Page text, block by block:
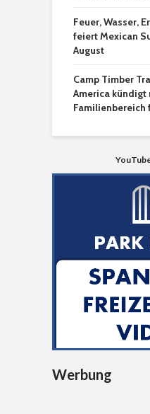
Feuer, Wasser,
feiert Mexican
August
Camp Timber
America kündigt
Familienbereich
Werbung